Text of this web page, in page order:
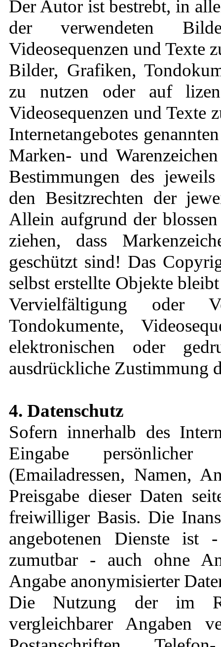
Der Autor ist bestrebt, in
der verwendeten
Videosequenzen und Texte
Bilder, Grafiken,
zu nutzen oder auf
Videosequenzen und Texte
Internetangebotes
Marken- und
Bestimmungen des
den Besitzrechten der
Allein aufgrund der
ziehen, dass
geschützt sind! Das
selbst erstellte Objekte
Vervielfältigung oder
Tondokumente,
elektronischen oder
ausdrückliche Zustimmung
4. Datenschutz
Sofern innerhalb des
Eingabe
(Emailadressen, Namen,
Preisgabe dieser Daten
freiwilliger Basis. Die
angebotenen Dienste ist
zumutbar - auch ohne
Angabe anonymisierter
Die Nutzung der im
vergleichbarer Angaben